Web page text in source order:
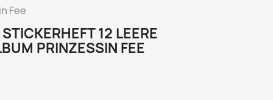
Fee
12 LEERE
PRINZESSIN FEE